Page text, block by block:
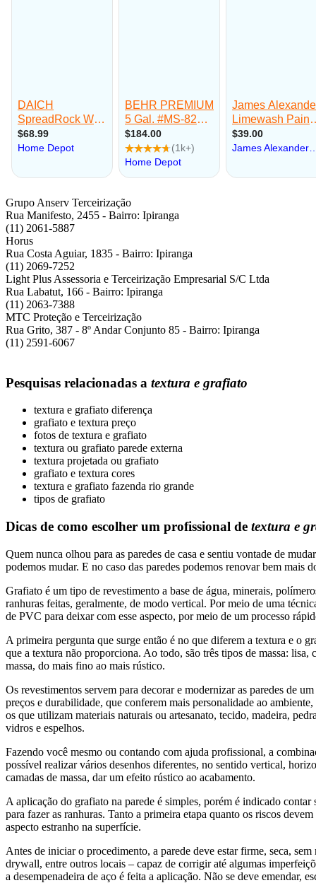
Grupo Anserv Terceirização
Rua Manifesto, 2455 - Bairro: Ipiranga
(11) 2061-5887
Horus
Rua Costa Aguiar, 1835 - Bairro: Ipiranga
(11) 2069-7252
Light Plus Assessoria e Terceirização Empresarial S/C Ltda
Rua Labatut, 166 - Bairro: Ipiranga
(11) 2063-7388
MTC Proteção e Terceirização
Rua Grito, 387 - 8º Andar Conjunto 85 - Bairro: Ipiranga
(11) 2591-6067
Pesquisas relacionadas a textura e grafiato
textura e grafiato diferença
grafiato e textura preço
fotos de textura e grafiato
textura ou grafiato parede externa
textura projetada ou grafiato
grafiato e textura cores
textura e grafiato fazenda rio grande
tipos de grafiato
Dicas de como escolher um profissional de textura e
Quem nunca olhou para as paredes de casa e sentiu vontade de
podemos mudar. E no caso das paredes podemos renovar bem mais
Grafiato é um tipo de revestimento a base de água, minerais,
ranhuras feitas, geralmente, de modo vertical. Por meio de uma
de PVC para deixar com esse aspecto, por meio de um processo
A primeira pergunta que surge então é no que diferem a textura e o
que a textura não proporciona. Ao todo, são três tipos de massa:
massa, do mais fino ao mais rústico.
Os revestimentos servem para decorar e modernizar as paredes de
preços e durabilidade, que conferem mais personalidade ao
os que utilizam materiais naturais ou artesanato, tecido, madeira,
vidros e espelhos.
Fazendo você mesmo ou contando com ajuda profissional, a
possível realizar vários desenhos diferentes, no sentido vertical,
camadas de massa, dar um efeito rústico ao acabamento.
A aplicação do grafiato na parede é simples, porém é indicado
para fazer as ranhuras. Tanto a primeira etapa quanto os riscos
aspecto estranho na superfície.
Antes de iniciar o procedimento, a parede deve estar firme, seca,
drywall, entre outros locais – capaz de corrigir até algumas
a desempenadeira de aço é feita a aplicação. Não se deve emendar,